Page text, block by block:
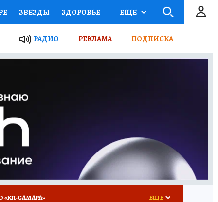
ЗВЕЗДЫ ЗДОРОВЬЕ
ПРОЕКТЫ РОССИИ
ПУТЕВОДИТЕЛЬ
ЕЩЕ
РАДИО РЕКЛАМА ПОДПИСКА
«КП-САМАРА» ЕЩЕ